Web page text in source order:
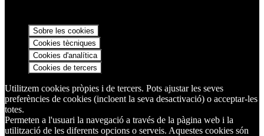
Sobre les cookies
Cookies tècniques
Cookies d'analítica
Cookies de tercers
Utilitzem cookies pròpies i de tercers. Pots ajustar les seves
preferències de cookies (incloent la seva desactivació) o acceptar-les
totes.
Permeten a l'usuari la navegació a través de la pàgina web i la
utilització de les diferents opcions o serveis. Aquestes cookies són